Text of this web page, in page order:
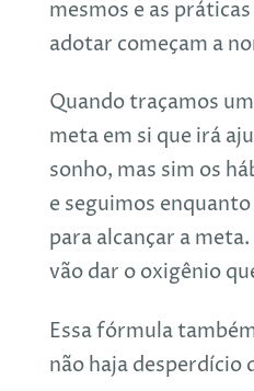
mesmos e as
adotar começam a
Quando traçamos
meta em si que irá
sonho, mas sim os
e seguimos
para alcançar a
vão dar o oxigênio
Essa fórmula
não haja desperdício